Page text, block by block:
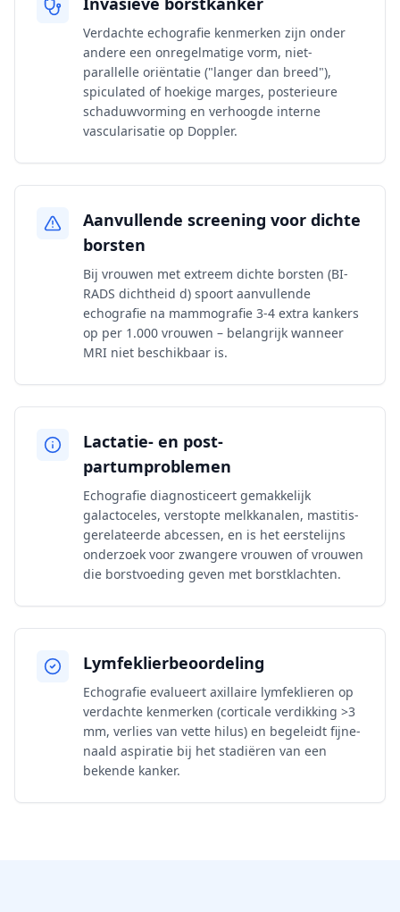
Verdachte echografie kenmerken zijn onder
andere een onregelmatige vorm, niet-
parallelle oriëntatie ("langer dan breed"),
spiculated of hoekige marges, posterieure
schaduwvorming en verhoogde interne
vascularisatie op Doppler.
Aanvullende screening voor dichte
borsten
Bij vrouwen met extreem dichte borsten (BI-
RADS dichtheid d) spoort aanvullende
echografie na mammografie 3-4 extra kankers
op per 1.000 vrouwen – belangrijk wanneer
MRI niet beschikbaar is.
Lactatie- en post-
partumproblemen
Echografie diagnosticeert gemakkelijk
galactoceles, verstopte melkkanalen, mastitis-
gerelateerde abcessen, en is het eerstelijns
onderzoek voor zwangere vrouwen of vrouwen
die borstvoeding geven met borstklachten.
Lymfeklierbeoordeling
Echografie evalueert axillaire lymfeklieren op
verdachte kenmerken (corticale verdikking >3
mm, verlies van vette hilus) en begeleidt fijne-
naald aspiratie bij het stadiëren van een
bekende kanker.